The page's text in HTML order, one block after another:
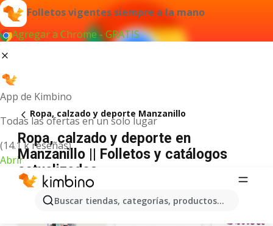
Folletos vigentes siempre a la mano
Agregar a Chrome - GRATIS
App de Kimbino
Todas las ofertas en un solo lugar
(14.1 k reseñas)
Abrir
Buscar tiendas, categorías, productos...
Ropa, calzado y deporte Manzanillo
Ropa, calzado y deporte en
Manzanillo || Folletos y catálogos
actualizados